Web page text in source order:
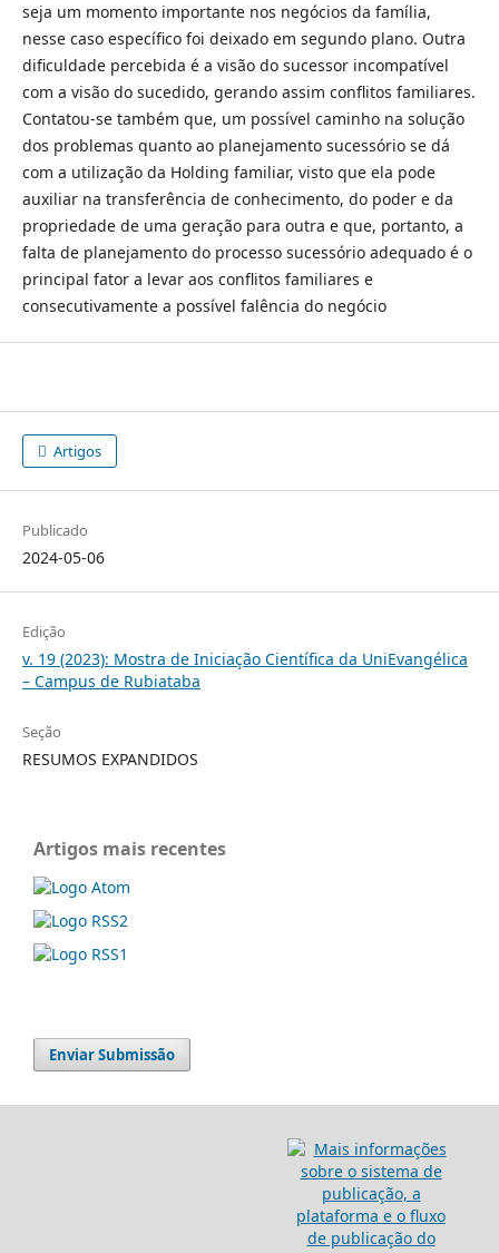
seja um momento importante nos negócios da família,
nesse caso específico foi deixado em segundo plano. Outra
dificuldade percebida é a visão do sucessor incompatível
com a visão do sucedido, gerando assim conflitos familiares.
Contatou-se também que, um possível caminho na solução
dos problemas quanto ao planejamento sucessório se dá
com a utilização da Holding familiar, visto que ela pode
auxiliar na transferência de conhecimento, do poder e da
propriedade de uma geração para outra e que, portanto, a
falta de planejamento do processo sucessório adequado é o
principal fator a levar aos conflitos familiares e
consecutivamente a possível falência do negócio
Artigos
Publicado
2024-05-06
Edição
v. 19 (2023): Mostra de Iniciação Científica da UniEvangélica
– Campus de Rubiataba
Seção
RESUMOS EXPANDIDOS
Artigos mais recentes
Enviar Submissão